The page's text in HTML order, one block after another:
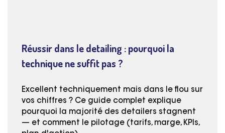
Réussir dans le detailing : pourquoi la
technique ne suffit pas ?
Excellent techniquement mais dans le flou sur
vos chiffres ? Ce guide complet explique
pourquoi la majorité des detailers stagnent
— et comment le pilotage (tarifs, marge, KPIs,